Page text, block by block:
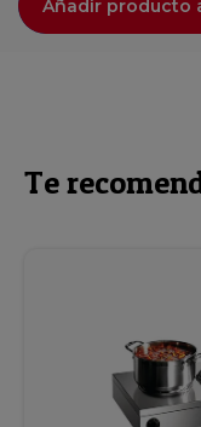
Añadir producto
Te